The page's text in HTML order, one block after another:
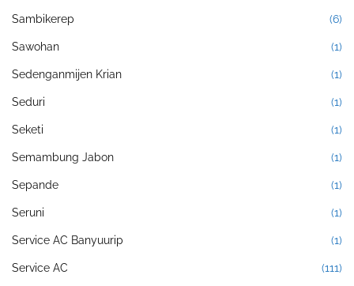
Sambikerep (6)
Sawohan (1)
Sedenganmijen Krian (1)
Seduri (1)
Seketi (1)
Semambung Jabon (1)
Sepande (1)
Seruni (1)
Service AC Banyuurip (1)
Service AC (111)